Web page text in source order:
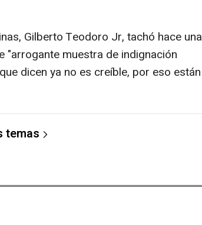
Gilberto Teodoro Jr, tachó hace una
"arrogante muestra de indignación
dicen ya no es creíble, por eso están
temas